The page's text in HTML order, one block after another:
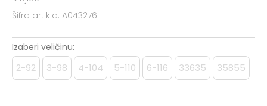
Šifra artikla: A043276
Izaberi veličinu:
2-92 3-98 4-104 5-110 6-116 33635 35855